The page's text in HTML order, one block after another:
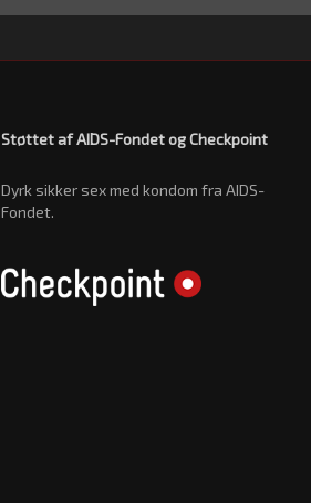
Støttet af AIDS-Fondet og Checkpoint
Dyrk sikker sex med kondom fra AIDS-
Fondet.